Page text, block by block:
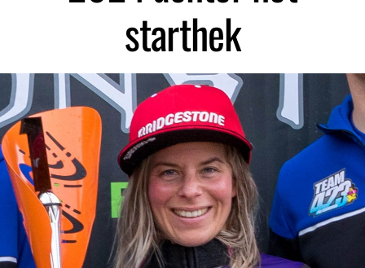
starthek